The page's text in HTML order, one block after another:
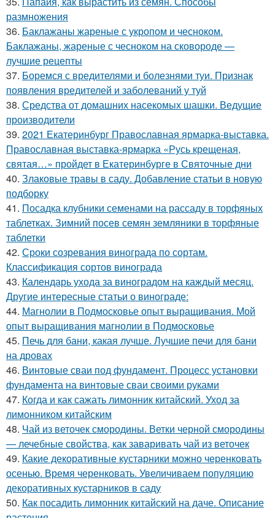
размножения
36. Баклажаны жареные с укропом и чесноком.
Баклажаны, жареные с чесноком на сковороде —
лучшие рецепты
37. Боремся с вредителями и болезнями туи. Признак
появления вредителей и заболеваний у туй
38. Средства от домашних насекомых шашки. Ведущие
производители
39. 2021 Екатеринбург Православная ярмарка-выставка.
Православная выставка-ярмарка «Русь крещеная,
святая…» пройдет в Екатеринбурге в Святочные дни
40. Злаковые травы в саду. Добавление статьи в новую
подборку
41. Посадка клубники семенами на рассаду в торфяных
таблетках. Зимний посев семян земляники в торфяные
таблетки
42. Сроки созревания винограда по сортам.
Классификация сортов винограда
43. Календарь ухода за виноградом на каждый месяц.
Другие интересные статьи о винограде:
44. Магнолии в Подмосковье опыт выращивания. Мой
опыт выращивания магнолии в Подмосковье
45. Печь для бани, какая лучше. Лучшие печи для бани
на дровах
46. Винтовые сваи под фундамент. Процесс установки
фундамента на винтовые сваи своими руками
47. Когда и как сажать лимонник китайский. Уход за
лимонником китайским
48. Чай из веточек смородины. Ветки черной смородины
— лечебные свойства, как заваривать чай из веточек
49. Какие декоративные кустарники можно черенковать
осенью. Время черенковать. Увеличиваем популяцию
декоративных кустарников в саду
50. Как посадить лимонник китайский на даче. Описание